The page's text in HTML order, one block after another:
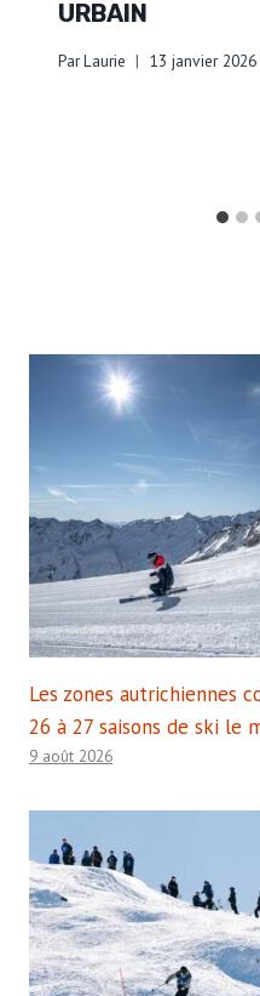
URBAIN
ParLaurie 13 janvier 2026
Les zones autrichiennes
26 à 27 saisons de ski le
9 août 2026